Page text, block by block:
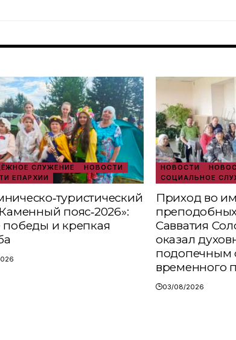
СЛУЖЕНИЕ
НОВОСТИ
ЕПАРХИИ
пояс‑2026»:
победы и крепкая
НОВОСТИ
СОЦИАЛЬНОЕ
Приход во
Савватия
оказал
подопечным
временного
03/08/2026